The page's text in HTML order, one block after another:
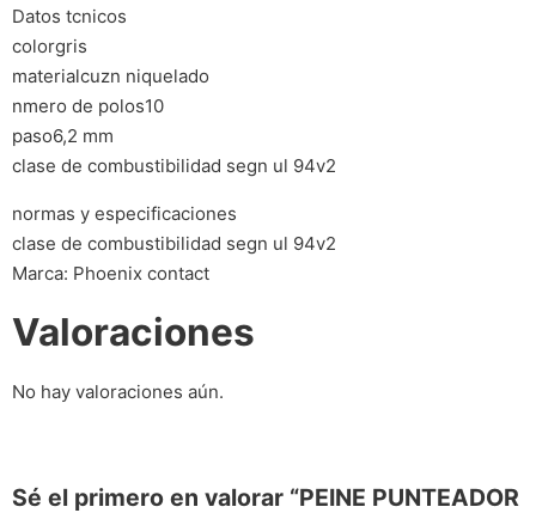
Datos tcnicos
colorgris
materialcuzn niquelado
nmero de polos10
paso6,2 mm
clase de combustibilidad segn ul 94v2
normas y especificaciones
clase de combustibilidad segn ul 94v2
Marca: Phoenix contact
Valoraciones
No hay valoraciones aún.
Sé el primero en valorar “PEINE PUNTEADOR